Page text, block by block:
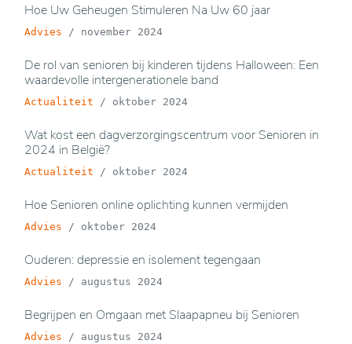
Hoe Uw Geheugen Stimuleren Na Uw 60 jaar
Advies / november 2024
De rol van senioren bij kinderen tijdens Halloween: Een
waardevolle intergenerationele band
Actualiteit / oktober 2024
Wat kost een dagverzorgingscentrum voor Senioren in
2024 in België?
Actualiteit / oktober 2024
Hoe Senioren online oplichting kunnen vermijden
Advies / oktober 2024
Ouderen: depressie en isolement tegengaan
Advies / augustus 2024
Begrijpen en Omgaan met Slaapapneu bij Senioren
Advies / augustus 2024